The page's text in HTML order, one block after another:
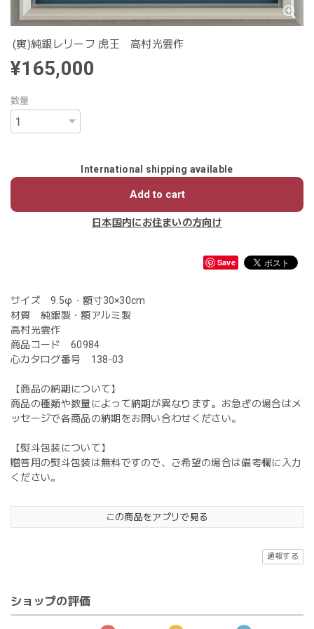
(寅)純銀レリーフ 虎王 高村光雲作
¥165,000
数量
International shipping available
Add to cart
日本国内にお住まいの方向け
Save
サイズ 9.5φ・額寸30×30cm
材質 純銀製・額アルミ製
高村光雲作
商品コード 60984
心カタログ番号 138-03
【商品の納期について】
商品の種類や数量によって納期が異なります。お急ぎの場合はメ
ッセージで各商品の納期をお問い合わせください。
【熨斗包装について】
贈答用の熨斗包装は無料ですので、ご希望の場合は備考欄に入力
ください。
この商品をアプリで見る
通報する
ショップの評価